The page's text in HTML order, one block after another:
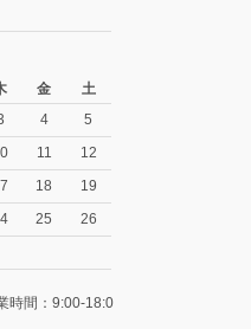
金
土
4
5
11
12
18
19
25
26
時間：9:00-18:0